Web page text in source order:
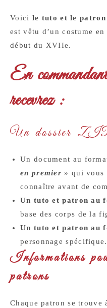
Voici le tuto et le patron
est vêtu d’un costume
début du XVIIe.
En
recevrez :
Un dossier
Un document au
en premier » qui vous
connaître avant de
Un tuto et patron au
base des corps de la
Un tuto et patron au
personnage spécifique.
Informations
patrons
Chaque patron se trouve